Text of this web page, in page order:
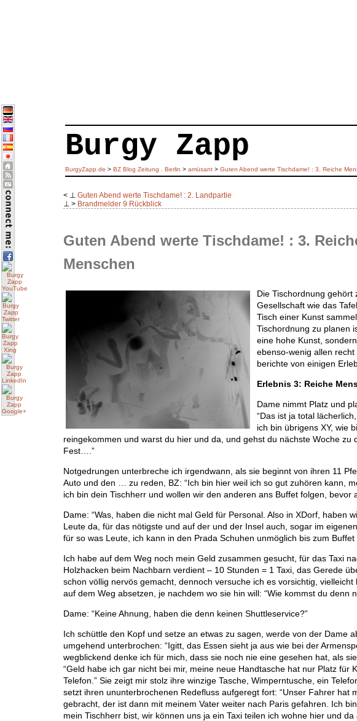
Burgy Zapp
BurgyZapp.de > BZ Blog Zeitung . Berlin > amüsant > Guten Abend werte Tischdame! : 3. Reiche
< ⊥ Guten Abend werte Tischdame! : 2. Landpartie
⊥ > Brandmelder 9 Rückblick
Guten Abend werte Tischdame! : 3.
Menschen
Die Tischordnung gehört
Gesellschaft wie das
Tisch einer Kunst
Tischordnung zu planen
eine hohe Kunst,
ebenso-wenig allen recht
berichte von einigen
Erlebnis 3: Reiche
Dame nimmt Platz und
“Das ist ja total
ich bin übrigens XY, wie
reingekommen und warst du hier und da, und gehst du nächste Woche zu
Fest….”
Notgedrungen unterbreche ich irgendwann, als sie beginnt von ihren 11
Auto und den … zu reden, BZ: “Ich bin hier weil ich so gut zuhören kann,
ich bin dein Tischherr und wollen wir den anderen ans Buffet folgen, bevor
Dame: “Was, haben die nicht mal Geld für Personal. Also in XDorf, haben
Leute da, für das nötigste und auf der und der Insel auch, sogar im
für so was Leute, ich kann in den Prada Schuhen unmöglich bis zum Buffet
Ich habe auf dem Weg noch mein Geld zusammen gesucht, für das Taxi
Holzhacken beim Nachbarn verdient – 10 Stunden = 1 Taxi, das Gerede
schon völlig nervös gemacht, dennoch versuche ich es vorsichtig, vielleicht
auf dem Weg absetzen, je nachdem wo sie hin will: “Wie kommst du denn
Dame: “Keine Ahnung, haben die denn keinen Shuttleservice?”
Ich schüttle den Kopf und setze an etwas zu sagen, werde von der Dame
umgehend unterbrochen: “Igitt, das Essen sieht ja aus wie bei der
wegblickend denke ich für mich, dass sie noch nie eine gesehen hat, als
“Geld habe ich gar nicht bei mir, meine neue Handtasche hat nur Platz für
Telefon.” Sie zeigt mir stolz ihre winzige Tasche, Wimperntusche, ein
setzt ihren ununterbrochenen Redefluss aufgeregt fort: “Unser Fahrer hat
gebracht, der ist dann mit meinem Vater weiter nach Paris gefahren. Ich
mein Tischherr bist, wir können uns ja ein Taxi teilen ich wohne hier und da